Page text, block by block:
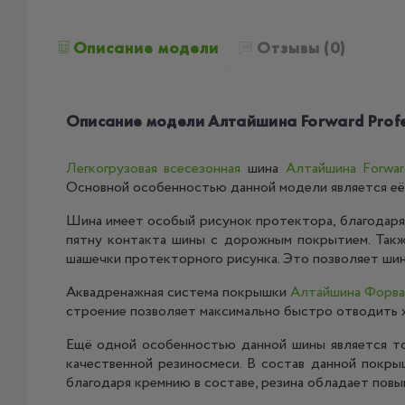
Описание модели Отзывы (0)
Описание модели Алтайшина Forward
Легкогрузовая всесезонная шина Алтайшина
Основной особенностью данной модели является
Шина имеет особый рисунок протектора,
пятну контакта шины с дорожным покрытием.
шашечки протекторного рисунка. Это позволяет
Аквадренажная система покрышки Алтайшина
строение позволяет максимально быстро отводить
Ещё одной особенностью данной шины является
качественной резиносмеси. В состав данной
благодаря кремнию в составе, резина обладает